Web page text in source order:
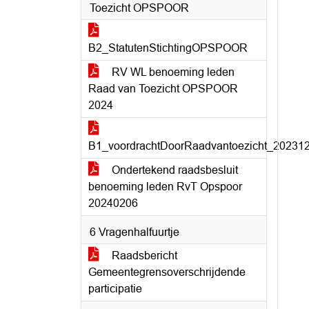
Toezicht OPSPOOR
B2_StatutenStichtingOPSPOOR
RV WL benoeming leden
Raad van Toezicht OPSPOOR
2024
Ondertekend raadsbesluit
benoeming leden RvT Opspoor
20240206
6 Vragenhalfuurtje
Raadsbericht
Gemeentegrensoverschrijdende
participatie